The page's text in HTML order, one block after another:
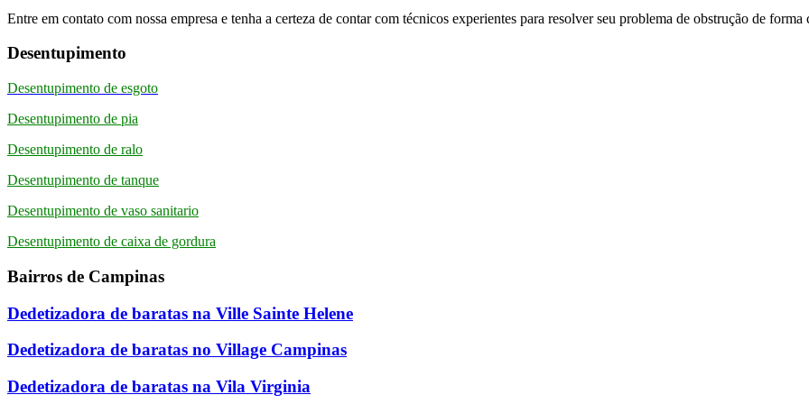
Entre em contato com nossa empresa e tenha a certeza de contar com técnicos experientes para resolver seu problema de obstrução de forma
Desentupimento
Desentupimento de esgoto
Desentupimento de pia
Desentupimento de ralo
Desentupimento de tanque
Desentupimento de vaso sanitario
Desentupimento de caixa de gordura
Bairros de Campinas
Dedetizadora de baratas na Ville Sainte Helene
Dedetizadora de baratas no Village Campinas
Dedetizadora de baratas na Vila Virginia